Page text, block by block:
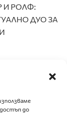
до
пролет-